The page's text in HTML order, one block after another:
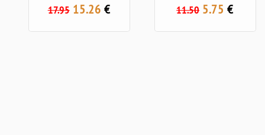
17.95 15.26€ 11.50 5.75€